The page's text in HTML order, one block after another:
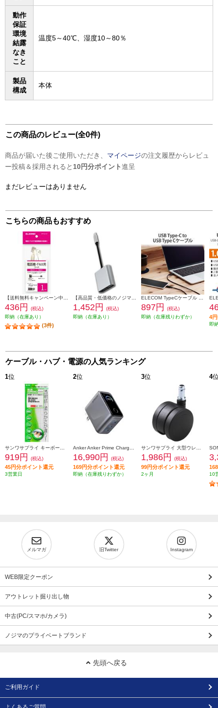
動作
保証
環境
結露
なき
こと
温度5～40℃、湿度10～80％
製品
構成
本体
この商品のレビュー(全0件)
商品が届いた後ご使用いただき、 マイページの注文履歴からレビュ
ー投稿＆採用されると 10円分ポイント進呈
まだレビューはありません
こちらの商品もおすすめ
436円
(税込)
即納（在庫あり）
(3件)
1,452円
(税込)
即納（在庫あり）
897円
(税込)
即納（在庫残りわずか）
4
即
ケーブル・ハブ・電源の人気ランキング
1位
919円 (税込)
45円分ポイント還元
3営業日
2位
16,990円 (税込)
169円分ポイント還元
即納（在庫残りわずか）
3位
1,986円 (税込)
99円分ポイント還元
2ヶ月
4
10
メルマガ 旧Twitter Instagram
WEB限定クーポン
アウトレット掘り出し物
中古(PC/スマホ/カメラ)
ノジマのプライベートブランド
先頭へ戻る
ご利用ガイド